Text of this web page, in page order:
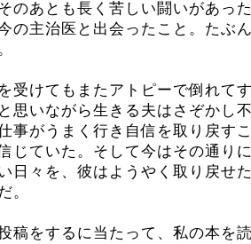
のあとも長く苦しい闘いがあっ
の主治医と出会ったこと。たぶ
受けてもまたアトピーで倒れて
思いながら生きる夫はさぞかし
事がうまく行き自信を取り戻す
じていた。そして今はその通り
日々を、彼はようやく取り戻せ
。
稿をするに当たって、私の本を